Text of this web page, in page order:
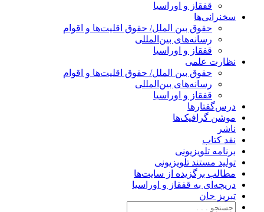
قفقاز و اوراسیا
سخنرانی‌ها
حقوق بین الملل/ حقوق اقلیت‌ها و اقوام
رسانه‌های بین‌المللی
قفقاز و اوراسیا
نظارت علمی
حقوق بین الملل/ حقوق اقلیت‌ها و اقوام
رسانه‌های بین‌المللی
قفقاز و اوراسیا
درس‌گفتارها
موشن گرافیک‌ها
ناشر
نقد کتاب
برنامه‌ تلویزیونی
تولید مستند تلویزیونی
مطالب برگزیده از سایت‌ها
دریچه‌ای به قفقاز و اوراسیا
تبریزِ جان
جستجو